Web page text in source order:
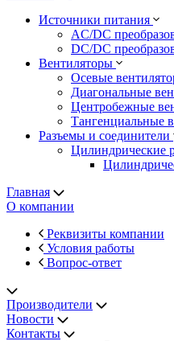
Источники питания
AC/DC
DC/DC
Вентиляторы
Осевые
Диагональные
Центробежные
Тангенциальные
Разъемы и соединители
Цилиндрические
Главная
О компании
Реквизиты компании
Условия работы
Вопрос-ответ
Производители
Новости
Контакты